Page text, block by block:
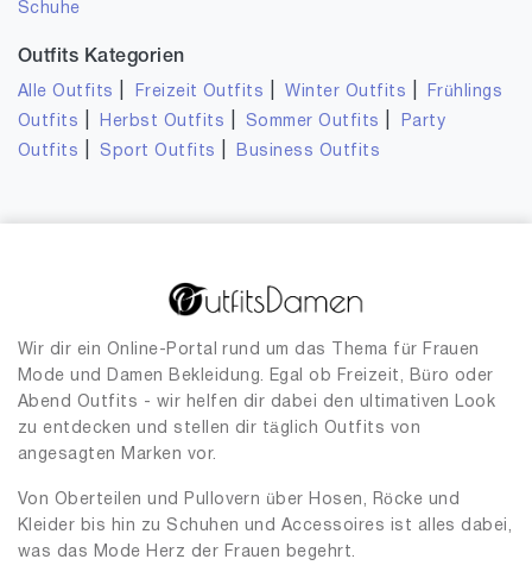
Schuhe
Outfits Kategorien
Alle Outfits Freizeit Outfits |Winter Outfits
Frühlings
Outfits
Herbst Outfits Sommer Outfits
Party
Outfits
Sport Outfits Business Outfits
Wir dir ein Online-Portal rund um das Thema für Frauen
Mode und Damen Bekleidung. Egal ob Freizeit, Büro oder
Abend Outfits - wir helfen dir dabei den ultimativen Look
zu entdecken und stellen dir täglich Outfits von
angesagten Marken vor.
Von Oberteilen und Pullovern über Hosen, Röcke und
Kleider bis hin zu Schuhen und Accessoires ist alles dabei,
was das Mode Herz der Frauen begehrt.